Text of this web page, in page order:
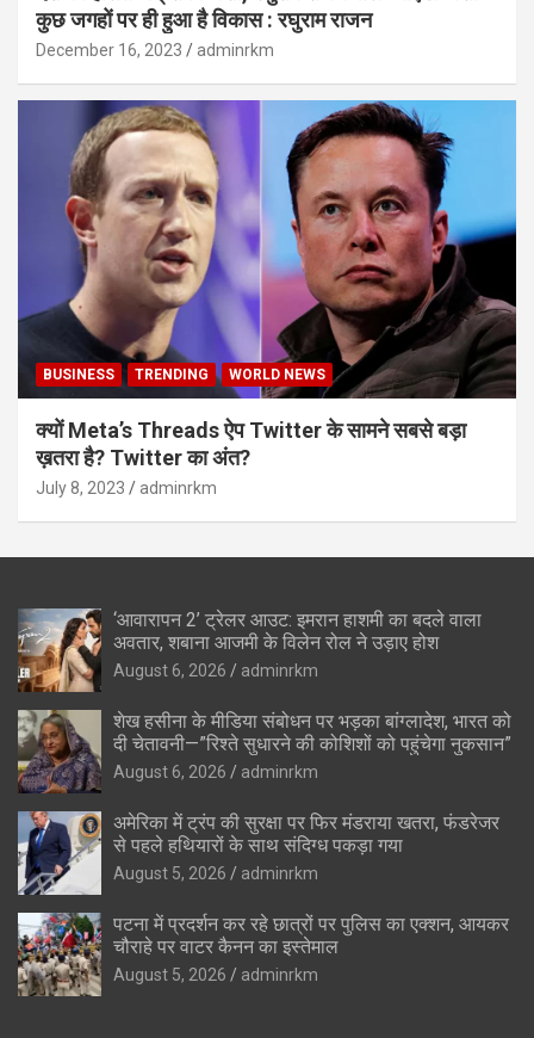
कुछ जगहों पर ही हुआ है विकास : रघुराम राजन
December 16, 2023 adminrkm
BUSINESS TRENDING WORLD NEWS
क्यों Meta’s Threads ऐप Twitter के सामने सबसे बड़ा
ख़तरा है? Twitter का अंत?
July 8, 2023 adminrkm
‘आवारापन 2’ ट्रेलर आउट: इमरान हाशमी का बदले वाला
अवतार, शबाना आजमी के विलेन रोल ने उड़ाए होश
August 6, 2026 adminrkm
शेख हसीना के मीडिया संबोधन पर भड़का बांग्लादेश, भारत को
दी चेतावनी—”रिश्ते सुधारने की कोशिशों को पहुंचेगा नुकसान”
August 6, 2026 adminrkm
अमेरिका में ट्रंप की सुरक्षा पर फिर मंडराया खतरा, फंडरेजर
से पहले हथियारों के साथ संदिग्ध पकड़ा गया
August 5, 2026 adminrkm
पटना में प्रदर्शन कर रहे छात्रों पर पुलिस का एक्शन, आयकर
चौराहे पर वाटर कैनन का इस्तेमाल
August 5, 2026 adminrkm